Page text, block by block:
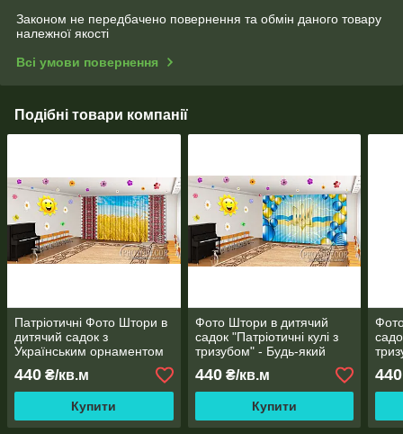
Законом не передбачено повернення та обмін даного товару
належної якості
Всі умови повернення
Подібні товари компанії
Патріотичні Фото Штори в
дитячий садок з
Українським орнаментом
та поле пшениці - Будь-
який розмір! Читаємо
опис!
440 ₴/кв.м
Купити
Фото Штори в дитячий
садок "Патріотичні кулі з
тризубом" - Будь-який
розмір! Читаємо опис!
440₴/кв.м
Купити
440